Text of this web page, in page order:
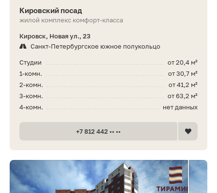
Кировский посад
жилой комплекс комфорт-класса
Кировск, Новая ул., 23
Санкт-Петербургское южное полукольцо
от 20,4 м²
Студии
от 30,7 м²
1-комн.
от 41,2 м²
2-комн.
от 63,2 м²
3-комн.
нет данных
4-комн.
+7 812 442 •• ••